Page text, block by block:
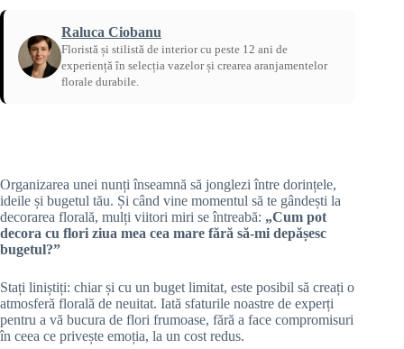
Raluca Ciobanu
Floristă și stilistă de interior cu peste 12 ani de
experiență în selecția vazelor și crearea aranjamentelor
florale durabile.
Organizarea unei nunți înseamnă să jonglezi între dorințele,
ideile și bugetul tău. Și când vine momentul să te gândești la
decorarea florală, mulți viitori miri se întreabă: „Cum pot
decora cu flori ziua mea cea mare fără să-mi depășesc
bugetul?”
Stați liniștiți: chiar și cu un buget limitat, este posibil să creați o
atmosferă florală de neuitat. Iată sfaturile noastre de experți
pentru a vă bucura de flori frumoase, fără a face compromisuri
în ceea ce privește emoția, la un cost redus.